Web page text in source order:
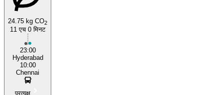
24.75 kg CO2
11 एच 0 मिनट
23:00
Hyderabad
10:00
Chennai
प्रत्यक्ष